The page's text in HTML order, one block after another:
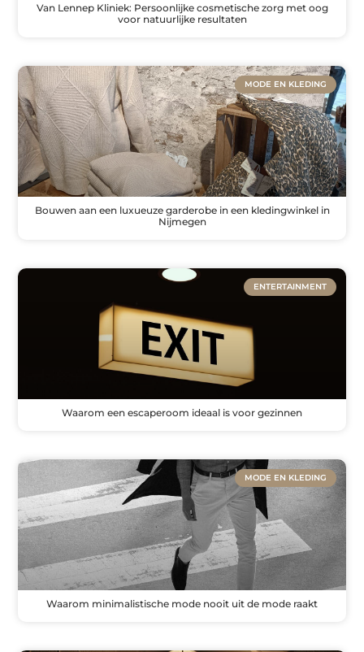
Van Lennep Kliniek: Persoonlijke cosmetische zorg met oog
voor natuurlijke resultaten
MODE EN KLEDING
Bouwen aan een luxueuze garderobe in een kledingwinkel in
Nijmegen
ENTERTAINMENT
Waarom een escaperoom ideaal is voor gezinnen
MODE EN KLEDING
Waarom minimalistische mode nooit uit de mode raakt